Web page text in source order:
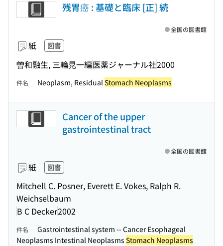
残胃癌 : 基礎と臨床 [正] 続
紙 図書
曽和融生, 三輪晃一編医薬ジャーナル社2000
全国の図書館
件名 Neoplasm, ResidualStomach Neoplasms
Cancer of the upper
gastrointestinal tract
紙 図書
Mitchell C. Posner, Everett E. Vokes, Ralph R.
Weichselbaum
B C Decker2002
全国の図書館
件名
Gastrointestinal system -- Cancer Esophageal
Neoplasms Intestinal Neoplasms Stomach Neoplasms